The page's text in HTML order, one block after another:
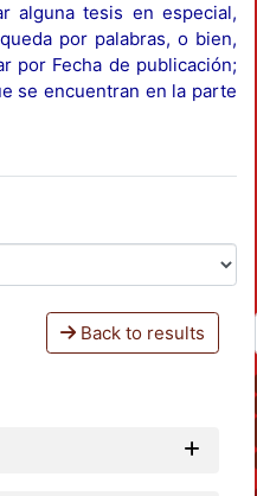
alguna tesis en especial,
por palabras, o bien,
por Fecha de publicación;
se encuentran en la parte
Back to results